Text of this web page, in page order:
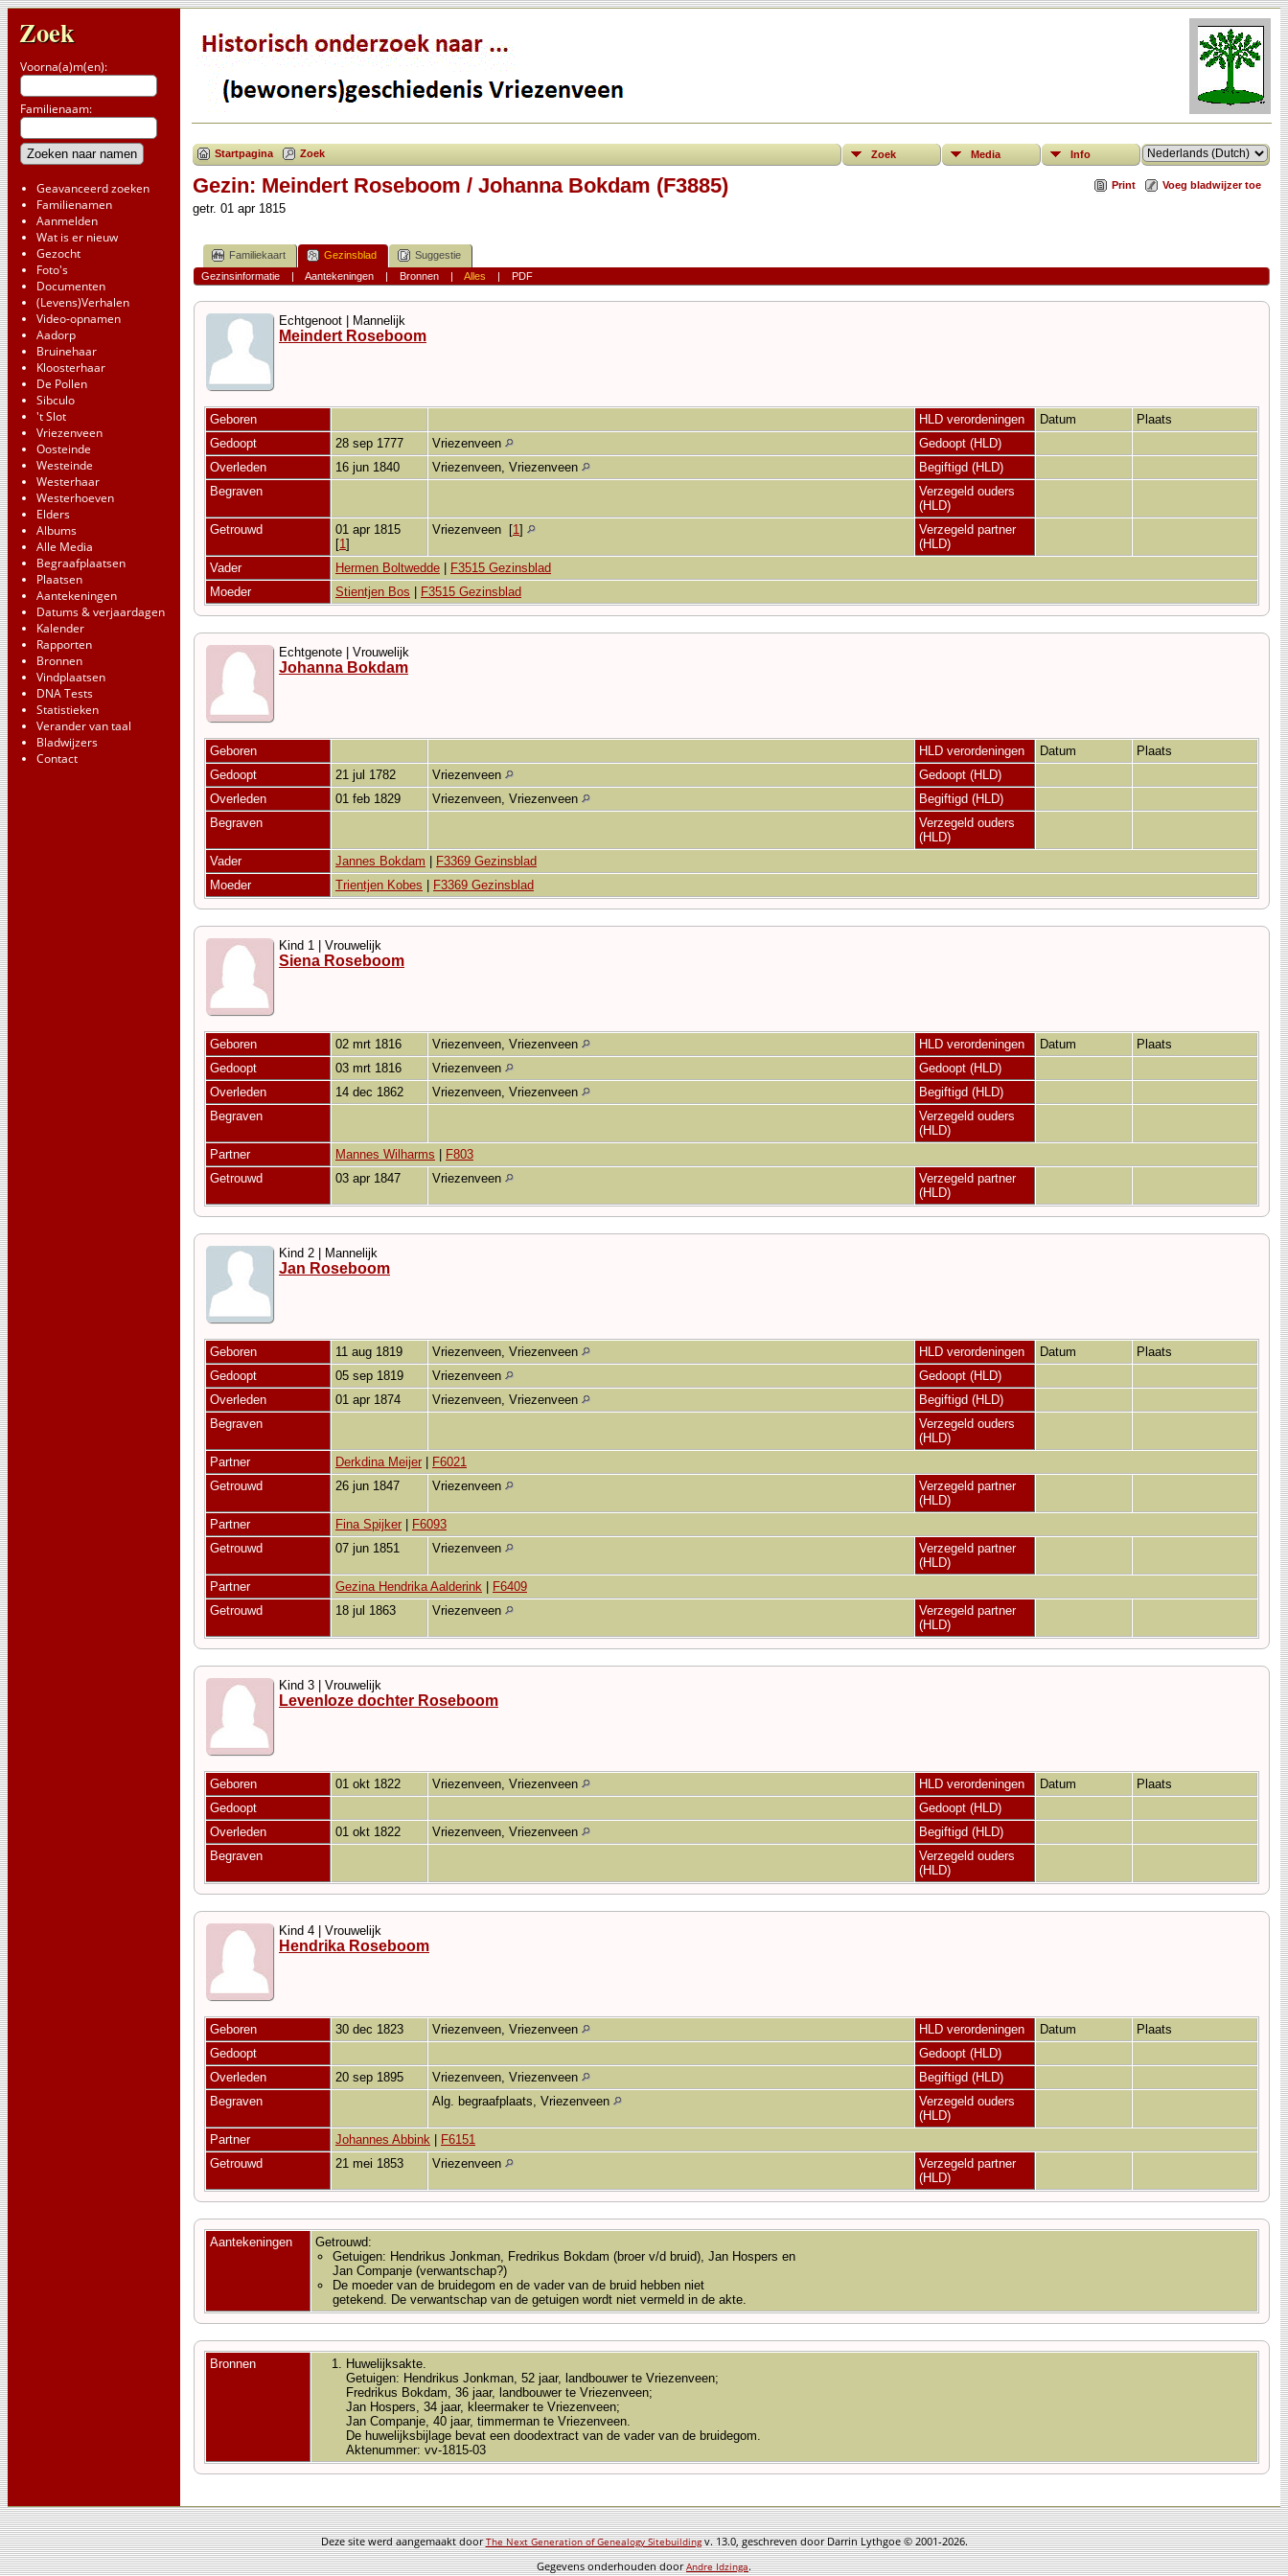
Zoek
Voorna(a)m(en):
Familienaam:
Geavanceerd zoeken
Familienamen
Aanmelden
Wat is er nieuw
Gezocht
Foto's
Documenten
(Levens)Verhalen
Video-opnamen
Aadorp
Bruinehaar
Kloosterhaar
De Pollen
Sibculo
't Slot
Vriezenveen
Oosteinde
Westeinde
Westerhaar
Westerhoeven
Elders
Albums
Alle Media
Begraafplaatsen
Plaatsen
Aantekeningen
Datums & verjaardagen
Kalender
Rapporten
Bronnen
Vindplaatsen
DNA Tests
Statistieken
Verander van taal
Bladwijzers
Contact
Startpagina Zoek Zoek Media Info
Print Voeg bladwijzer toe
Gezin: Meindert Roseboom / Johanna Bokdam (F3885)
getr. 01 apr 1815
Familiekaart Gezinsblad
Suggestie
Gezinsinformatie| Aantekeningen| Bronnen| Alles | PDF
Echtgenoot | Mannelijk
Meindert Roseboom
Geboren HLD verordeningen Datum
Plaats
Gedoopt
28 sep 1777 Vriezenveen
Gedoopt (HLD)
Overleden
16 jun 1840 Vriezenveen, Vriezenveen
Begiftigd (HLD)
Begraven
Verzegeld ouders
(HLD)
Getrouwd
01 apr 1815
[1]
Vriezenveen [1]
Verzegeld partner
(HLD)
Vader
Hermen Boltwedde
F3515 Gezinsblad
Moeder
Stientjen Bos F3515 Gezinsblad
Echtgenote | Vrouwelijk
Johanna Bokdam
Geboren HLD verordeningen Datum
Plaats
Gedoopt
21 jul 1782 Vriezenveen
Gedoopt (HLD)
Overleden
01 feb 1829 Vriezenveen, Vriezenveen
Begiftigd (HLD)
Begraven
Verzegeld ouders
(HLD)
Vader
Jannes Bokdam
F3369 Gezinsblad
Moeder
Trientjen Kobes F3369 Gezinsblad
Kind 1 | Vrouwelijk
Siena Roseboom
Geboren 02 mrt 1816 Vriezenveen, Vriezenveen HLD verordeningen Datum
Plaats
Gedoopt
03 mrt 1816 Vriezenveen
Gedoopt (HLD)
Overleden
14 dec 1862 Vriezenveen, Vriezenveen
Begiftigd (HLD)
Begraven
Verzegeld ouders
(HLD)
Partner
Mannes Wilharms
F803
Getrouwd
03 apr 1847 Vriezenveen
Verzegeld partner
(HLD)
Kind 2 | Mannelijk
Jan Roseboom
Geboren 11 aug 1819 Vriezenveen, Vriezenveen HLD verordeningen Datum
Plaats
Gedoopt
05 sep 1819 Vriezenveen
Gedoopt (HLD)
Overleden
01 apr 1874 Vriezenveen, Vriezenveen
Begiftigd (HLD)
Begraven
Verzegeld ouders
(HLD)
Partner
Derkdina Meijer
F6021
Getrouwd
26 jun 1847 Vriezenveen
Verzegeld partner
(HLD)
Partner
Fina Spijker
F6093
Getrouwd
07 jun 1851 Vriezenveen
Verzegeld partner
(HLD)
Partner
Gezina Hendrika Aalderink
F6409
Getrouwd
18 jul 1863 Vriezenveen
Verzegeld partner
(HLD)
Kind 3 | Vrouwelijk
Levenloze dochter Roseboom
Geboren 01 okt 1822 Vriezenveen, Vriezenveen HLD verordeningen Datum
Plaats
Gedoopt
Gedoopt (HLD)
Overleden
01 okt 1822 Vriezenveen, Vriezenveen
Begiftigd (HLD)
Begraven
Verzegeld ouders
(HLD)
Kind 4 | Vrouwelijk
Hendrika Roseboom
Geboren 30 dec 1823 Vriezenveen, Vriezenveen HLD verordeningen Datum
Plaats
Gedoopt
Gedoopt (HLD)
Overleden
20 sep 1895 Vriezenveen, Vriezenveen
Begiftigd (HLD)
Begraven
Alg. begraafplaats, Vriezenveen
Verzegeld ouders
(HLD)
Partner
Johannes Abbink
F6151
Getrouwd
21 mei 1853 Vriezenveen
Verzegeld partner
(HLD)
Aantekeningen
Getrouwd:
Getuigen: Hendrikus Jonkman, Fredrikus Bokdam (broer v/d bruid), Jan Hospers en
Jan Companje (verwantschap?)
De moeder van de bruidegom en de vader van de bruid hebben niet
getekend. De verwantschap van de getuigen wordt niet vermeld in de akte.
Bronnen
Huwelijksakte.
Getuigen: Hendrikus Jonkman, 52 jaar, landbouwer te Vriezenveen;
Fredrikus Bokdam, 36 jaar, landbouwer te Vriezenveen;
Jan Hospers, 34 jaar, kleermaker te Vriezenveen;
Jan Companje, 40 jaar, timmerman te Vriezenveen.
De huwelijksbijlage bevat een doodextract van de vader van de bruidegom.
Aktenummer: vv-1815-03
Deze site werd aangemaakt doorThe Next Generation of Genealogy Sitebuildingv. 13.0, geschreven door Darrin Lythgoe © 2001-2026.
Gegevens onderhouden doorAndre Idzinga.